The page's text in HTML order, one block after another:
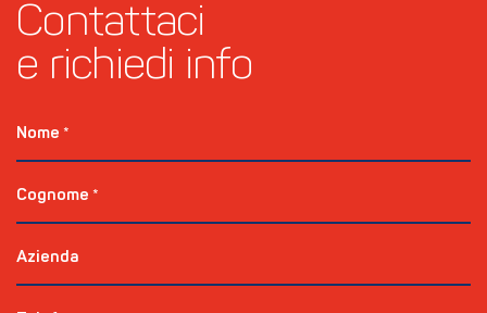
Contattaci
e richiedi info
Nome *
Cognome *
Azienda